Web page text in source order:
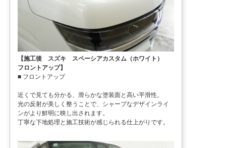
【施工後 スズキ スペーシアカスタム（ホワイト）
フロントアップ】
■ フロントアップ
近くで見ても分かる、滑らかな塗装面と高い平滑性。
光の反射が美しく整うことで、シャープなデザインライ
ンがより鮮明に映し出されます。
丁寧な下地処理と施工技術が感じられる仕上がりです。